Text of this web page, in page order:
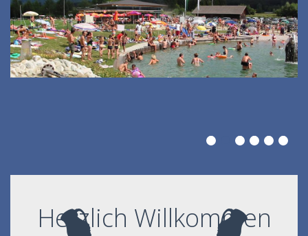
Herzlich Willkommen